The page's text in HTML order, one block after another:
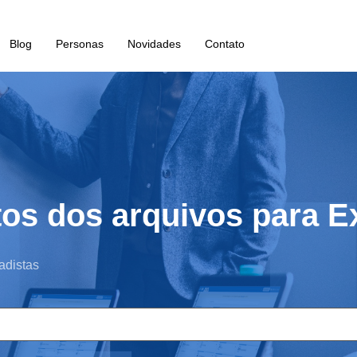
Blog Personas Novidades Contato
dos arquivos para